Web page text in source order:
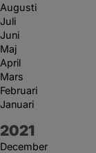
Augusti
Juli
Juni
Maj
April
Mars
Februari
Januari
År:
2021
December